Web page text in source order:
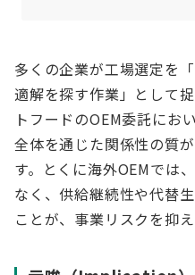
多くの企業が工場選定を
適解を探す作業」として
トフードのOEM委託にお
全体を通じた関係性の質
す。とくに海外OEMでは
なく、供給継続性や代替
ことが、事業リスクを抑